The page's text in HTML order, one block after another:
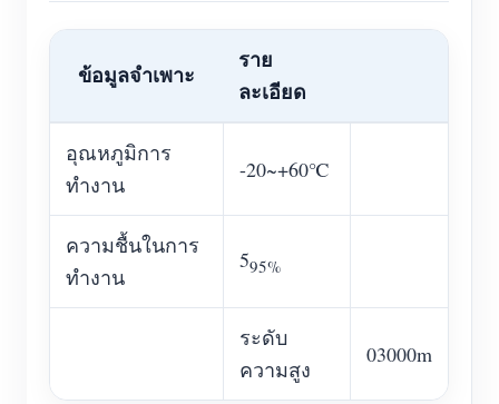
ข้อมูลจำเพาะ
ราย
ละเอียด
อุณหภูมิการ
ทำงาน
-20~+60℃
ความชื้นในการ
ทำงาน
595%
ระดับ
ความสูง
03000m